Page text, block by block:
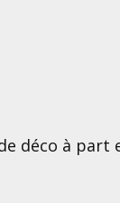
déco à